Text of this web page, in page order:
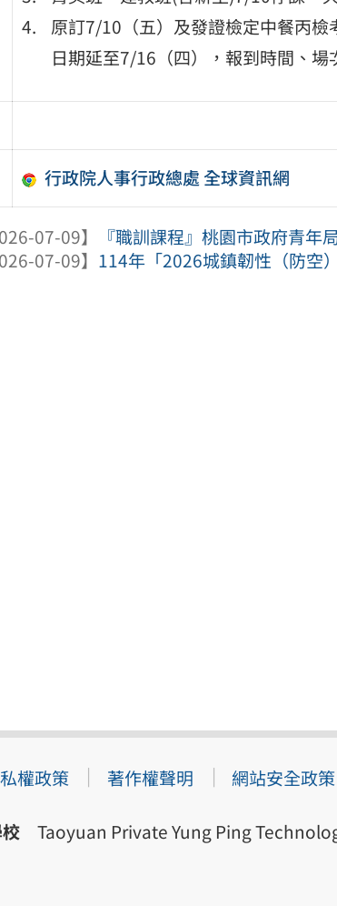
原訂7/10（五）及發證檢定中餐丙
日期延至7/16（四），報到時間、場
行政院人事行政總處 全球資訊網
07-09】
『職訓課程』桃園市政府青年
07-09】 114年「2026城鎮韌性（防空
權政策 著作權聲明 網站安全政策
Taoyuan Private Yung Ping